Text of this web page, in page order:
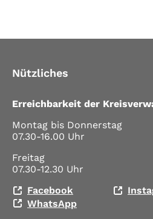
Nützliches
Erreichbarkeit der
Montag bis Donnerstag
07.30-16.00 Uhr
Freitag
07.30-12.30 Uhr
Facebook
WhatsApp